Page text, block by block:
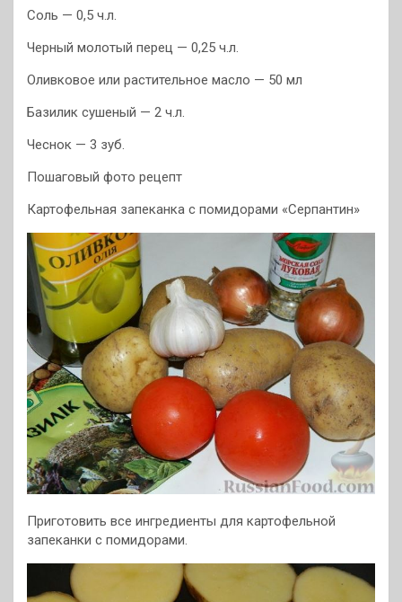
Соль — 0,5 ч.л.
Черный молотый перец — 0,25 ч.л.
Оливковое или растительное масло — 50 мл
Базилик сушеный — 2 ч.л.
Чеснок — 3 зуб.
Пошаговый фото рецепт
Картофельная запеканка с помидорами «Серпантин»
Приготовить все ингредиенты для картофельной
запеканки с помидорами.